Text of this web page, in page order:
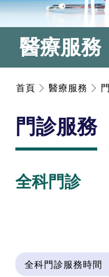
醫療服務
首頁 醫療服務
門診服務
全科門診
全科門診服務時間